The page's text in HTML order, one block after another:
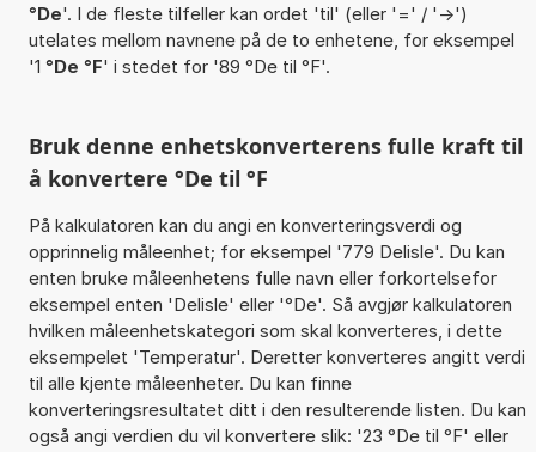
°De'. I de fleste tilfeller kan ordet 'til' (eller '=' / '->')
utelates mellom navnene på de to enhetene, for eksempel
'1 °De °F' i stedet for '89 °De til °F'.
Bruk denne enhetskonverterens fulle kraft til
å konvertere °De til °F
På kalkulatoren kan du angi en konverteringsverdi og
opprinnelig måleenhet; for eksempel '779 Delisle'. Du kan
enten bruke måleenhetens fulle navn eller forkortelsefor
eksempel enten 'Delisle' eller '°De'. Så avgjør kalkulatoren
hvilken måleenhetskategori som skal konverteres, i dette
eksempelet 'Temperatur'. Deretter konverteres angitt verdi
til alle kjente måleenheter. Du kan finne
konverteringsresultatet ditt i den resulterende listen. Du kan
også angi verdien du vil konvertere slik: '23 °De til °F' eller